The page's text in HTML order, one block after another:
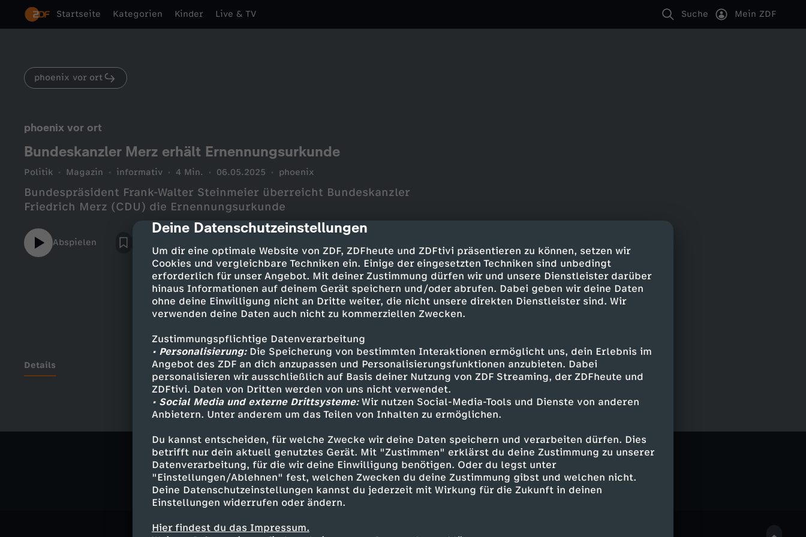
cmp-dialog-description
Deine Datenschutzeinstellungen
Um dir eine optimale Website von ZDF, ZDFheute und ZDFtivi präsentieren zu können, setzen wir
Cookies und vergleichbare Techniken ein. Einige der eingesetzten Techniken sind unbedingt
erforderlich für unser Angebot. Mit deiner Zustimmung dürfen wir und unsere Dienstleister darüber
hinaus Informationen auf deinem Gerät speichern und/oder abrufen. Dabei geben wir deine Daten
ohne deine Einwilligung nicht an Dritte weiter, die nicht unsere direkten Dienstleister sind. Wir
verwenden deine Daten auch nicht zu kommerziellen Zwecken.
Zustimmungspflichtige Datenverarbeitung
• Personalisierung:Die Speicherung von bestimmten Interaktionen ermöglicht uns, dein Erlebnis im
Angebot des ZDF an dich anzupassen und Personalisierungsfunktionen anzubieten. Dabei
personalisieren wir ausschließlich auf Basis deiner Nutzung von ZDF Streaming, der ZDFheute und
ZDFtivi. Daten von Dritten werden von uns nicht verwendet.
• Social Media und externe Drittsysteme:Wir nutzen Social-Media-Tools und Dienste von anderen
Anbietern. Unter anderem um das Teilen von Inhalten zu ermöglichen.
Du kannst entscheiden, für welche Zwecke wir deine Daten speichern und verarbeiten dürfen. Dies
betrifft nur dein aktuell genutztes Gerät. Mit "Zustimmen" erklärst du deine Zustimmung zu unserer
Datenverarbeitung, für die wir deine Einwilligung benötigen. Oder du legst unter
"Einstellungen/Ablehnen" fest, welchen Zwecken du deine Zustimmung gibst und welchen nicht.
Deine Datenschutzeinstellungen kannst du jederzeit mit Wirkung für die Zukunft in deinen
Einstellungen widerrufen oder ändern.
Hier findest du das Impressum.
Startseite Kategorien Kinder Live & TV Suche Mein ZDF
phoenix vor ort
phoenix vor ort
Bundeskanzler Merz erhält Ernennungsurkunde
Politik Magazin informativ 4 Min. 06.05.2025 phoenix
Bundespräsident Frank-Walter Steinmeier überreicht Bundeskanzler
Friedrich Merz (CDU) die Ernennungsurkunde
Abspielen
Details
Ähnliche Inhalte entdecken
Politik Magazin informativ phoenix vor ort